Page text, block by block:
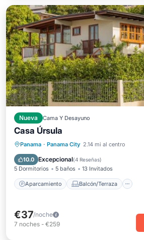
Nueva Cama Y Desayuno
Casa Úrsula
Panama · Panama City 2.14 mi al centro
10.0 Excepcional(4 Reseñas)
5 Dormitorios 5 baños 13 Invitados
Aparcamiento Balcón/Terraza
Aparcamiento
Balcón/Terraza
Vistas
Aire acondicionado
€37/noche
7 noches - €259